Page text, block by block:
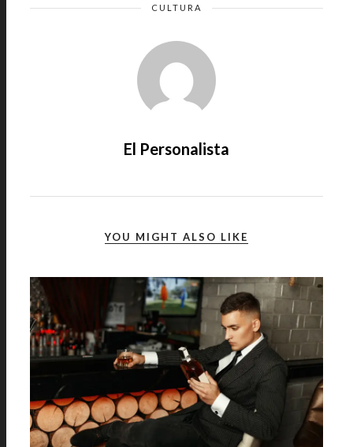
CULTURA
El Personalista
YOU MIGHT ALSO LIKE